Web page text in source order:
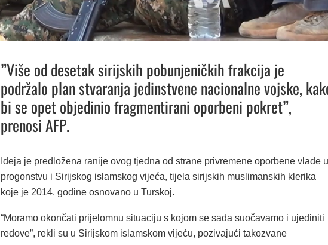
”Više od desetak sirijskih pobunjeničkih frakcija je
podržalo plan stvaranja jedinstvene nacionalne vojske,
bi se opet objedinio fragmentirani oporbeni pokret”,
prenosi AFP.
Ideja je predložena ranije ovog tjedna od strane privremene oporbene vlade u
progonstvu i Sirijskog islamskog vijeća, tijela sirijskih muslimanskih klerika
koje je 2014. godine osnovano u Turskoj.
“Moramo okončati prijelomnu situaciju s kojom se sada suočavamo i ujediniti
redove”, rekli su u Sirijskom islamskom vijeću, pozivajući takozvane